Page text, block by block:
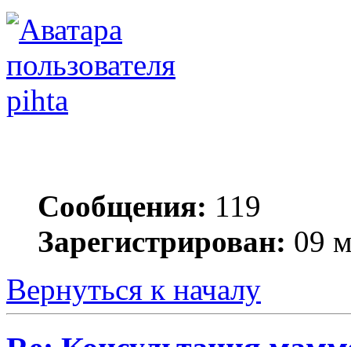
pihta
Сообщения: 119
Зарегистрирован: 09
Вернуться к началу